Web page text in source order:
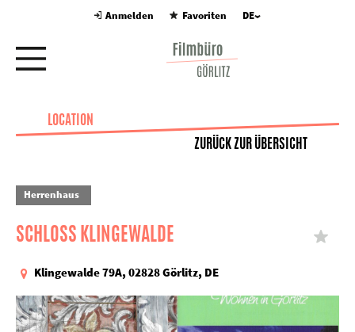
Anmelden Favoriten DE
LOCATION
ZURÜCK ZUR ÜBERSICHT
Herrenhaus
SCHLOSS KLINGEWALDE
Klingewalde 79A, 02828 Görlitz, DE